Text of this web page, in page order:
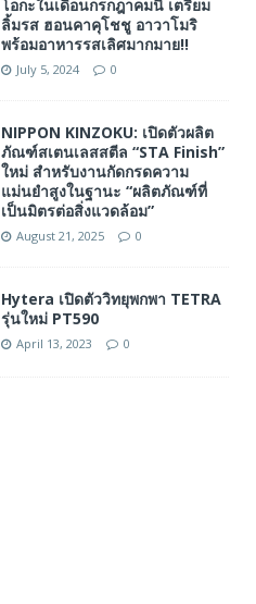
โอกะในเดือนกรกฎาคมนี้ เตรียม
ลิ้มรส ฮอนคาคุโชชู อาวาโมริ
พร้อมอาหารรสเลิศมากมาย!!
July 5, 2024 0
NIPPON KINZOKU: เปิดตัวผลิต
ภัณฑ์สเตนเลสสตีล “STA Finish”
ใหม่ สำหรับงานกัดกรดความ
แม่นยำสูงในฐานะ “ผลิตภัณฑ์ที่
เป็นมิตรต่อสิ่งแวดล้อม”
August 21, 2025 0
Hytera เปิดตัววิทยุพกพา TETRA
รุ่นใหม่ PT590
April 13, 2023 0